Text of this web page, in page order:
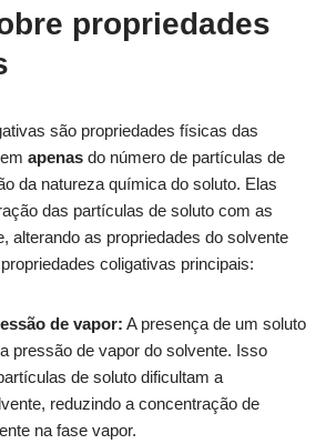
propriedades
são propriedades físicas das
apenas do número de partículas de
da natureza química do soluto. Elas
das partículas de soluto com as
alterando as propriedades do solvente
coligativas principais:
de vapor: A presença de um soluto
pressão de vapor do solvente. Isso
de soluto dificultam a
reduzindo a concentração de
na fase vapor.